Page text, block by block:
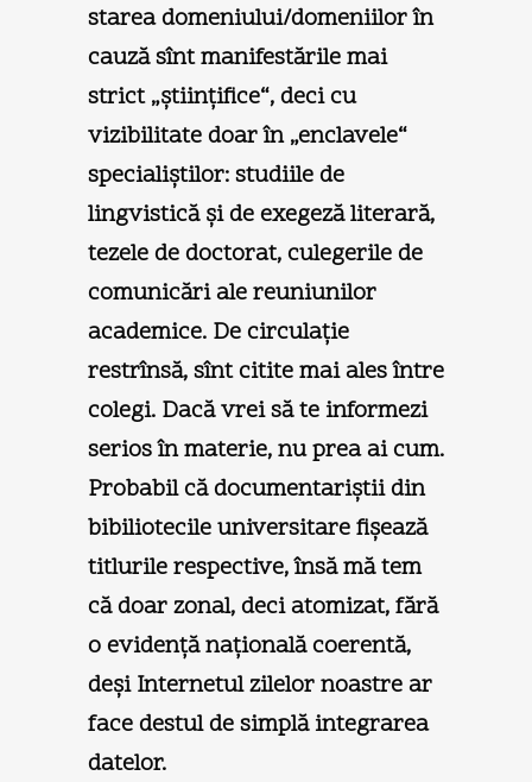
starea domeniului/domeniilor în
cauză sînt manifestările mai
strict „ştiinţifice“, deci cu
vizibilitate doar în „enclavele“
specialiştilor: studiile de
lingvistică şi de exegeză literară,
tezele de doctorat, culegerile de
comunicări ale reuniunilor
academice. De circulaţie
restrînsă, sînt citite mai ales între
colegi. Dacă vrei să te informezi
serios în materie, nu prea ai cum.
Probabil că documentariştii din
bibiliotecile universitare fişează
titlurile respective, însă mă tem
că doar zonal, deci atomizat, fără
o evidenţă naţională coerentă,
deşi Internetul zilelor noastre ar
face destul de simplă integrarea
datelor.